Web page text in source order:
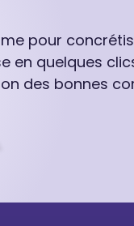
pour
en quelques
des bonnes